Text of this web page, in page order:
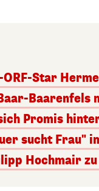
ORF-Star
Promis
sucht Frau"
Hochmair